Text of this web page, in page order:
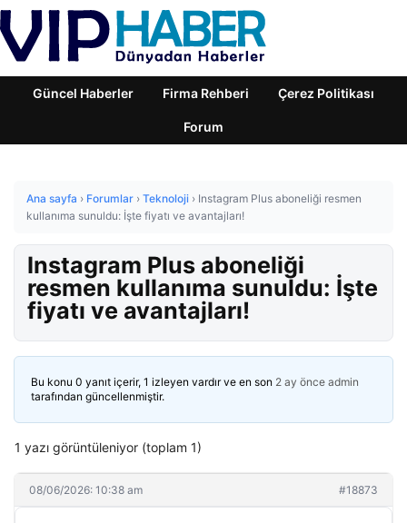
Güncel Haberler Firma Rehberi Çerez Politikası
Forum
Ana sayfa › Forumlar › Teknoloji › Instagram Plus aboneliği resmen
kullanıma sunuldu: İşte fiyatı ve avantajları!
Instagram Plus aboneliği
resmen kullanıma sunuldu: İşte
fiyatı ve avantajları!
Bu konu 0 yanıt içerir, 1 izleyen vardır ve en son 2 ay önce admin
tarafından güncellenmiştir.
1 yazı görüntüleniyor (toplam 1)
08/06/2026: 10:38 am #18873